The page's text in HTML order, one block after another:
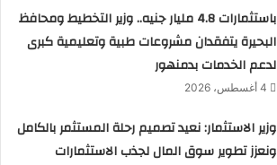
باستثمارات 4.8 مليار جنيه.. وزير التخطيط ومحافظ
البحيرة يتفقدان مشروعات طبية وتعليمية كبرى
لدعم الخدمات بدمنهور
4 أغسطس، 2026
وزير الاستثمار: نعيد تصميم رحلة المستثمر بالكامل
ونعزز تطوير سوق المال لجذب الاستثمارات